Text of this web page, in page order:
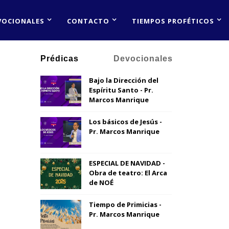
CONTACTO TIEMPOS PROFÉTICOS
Prédicas Devocionales
Bajo la Dirección del
Espíritu Santo - Pr.
Marcos Manrique
Los básicos de Jesús -
Pr. Marcos Manrique
ESPECIAL DE NAVIDAD -
Obra de teatro: El Arca
de NOÉ
Tiempo de Primicias -
Pr. Marcos Manrique